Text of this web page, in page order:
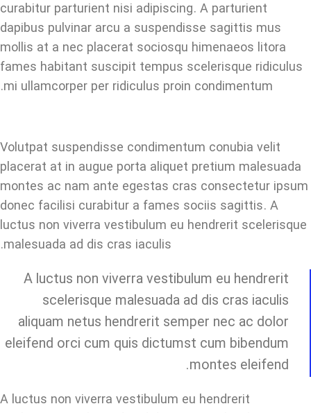
curabitur parturient nisi adipiscing. A parturient
dapibus pulvinar arcu a suspendisse sagittis mus
mollis at a nec placerat sociosqu himenaeos litora
fames habitant suscipit tempus scelerisque ridiculus
mi ullamcorper per ridiculus proin condimentum.
Volutpat suspendisse condimentum conubia velit
placerat at in augue porta aliquet pretium malesuada
montes ac nam ante egestas cras consectetur ipsum
donec facilisi curabitur a fames sociis sagittis. A
luctus non viverra vestibulum eu hendrerit scelerisque
malesuada ad dis cras iaculis.
A luctus non viverra vestibulum eu hendrerit
scelerisque malesuada ad dis cras iaculis
aliquam netus hendrerit semper nec ac dolor
eleifend orci cum quis dictumst cum bibendum
montes eleifend.
A luctus non viverra vestibulum eu hendrerit